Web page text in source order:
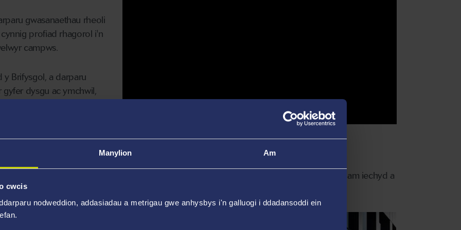
Manylion Am
cwcis
nodweddion, addasiadau a metrigau gwe anhysbys i'n galluogi i ddadansoddi ein
gwasanaethau rheoli
profiad rhagorol i'n
campws.
y Brifysgol, a darparu
dysgu ac ymchwil,
campws gan
i gontractwyr (gan gynnwys polisïau a gweithdrefnau hanfodol), yn ogystal â manylion am iechyd a